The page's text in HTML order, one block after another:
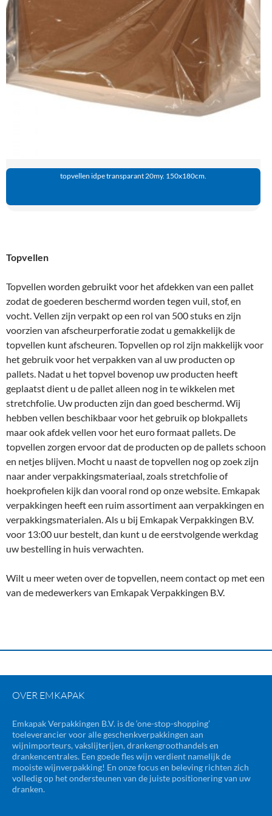
topvellen idpe transparant 20my. 150x180cm.
Topvellen
Topvellen worden gebruikt voor het afdekken van een pallet
zodat de goederen beschermd worden tegen vuil, stof, en
vocht. Vellen zijn verpakt op een rol van 500 stuks en zijn
voorzien van afscheurperforatie zodat u gemakkelijk de
topvellen kunt afscheuren. Topvellen op rol zijn makkelijk voor
het gebruik voor het verpakken van al uw producten op
pallets. Nadat u het topvel bovenop uw producten heeft
geplaatst dient u de pallet alleen nog in te wikkelen met
stretchfolie. Uw producten zijn dan goed beschermd. Wij
hebben vellen beschikbaar voor het gebruik op blokpallets
maar ook afdek vellen voor het euro formaat pallets. De
topvellen zorgen ervoor dat de producten op de pallets schoon
en netjes blijven. Mocht u naast de topvellen nog op zoek zijn
naar ander verpakkingsmateriaal, zoals stretchfolie of
hoekprofielen kijk dan vooral rond op onze website. Emkapak
verpakkingen heeft een ruim assortiment aan verpakkingen en
verpakkingsmaterialen. Als u bij Emkapak Verpakkingen B.V.
voor 13:00 uur bestelt, dan kunt u de eerstvolgende werkdag
uw bestelling in huis verwachten.
Wilt u meer weten over de topvellen, neem contact op met een
van de medewerkers van Emkapak Verpakkingen B.V.
OVER EMKAPAK
Emkapak Verpakkingen B.V. is de ‘one-stop-shopping’
toeleverancier voor alle geschenkverpakkingen aan
wijnimporteurs, vakslijterijen, drankengroothandels en
drankencentrales. Een goede fles wijn verdient namelijk de
mooiste wijnverpakking! En onze focus en beleving richten zich
volledig op het ondersteunen van de juiste positionering van uw
dranken.